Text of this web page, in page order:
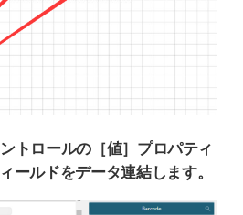
トロールの［値］プロパティ
ールドをデータ連結します。